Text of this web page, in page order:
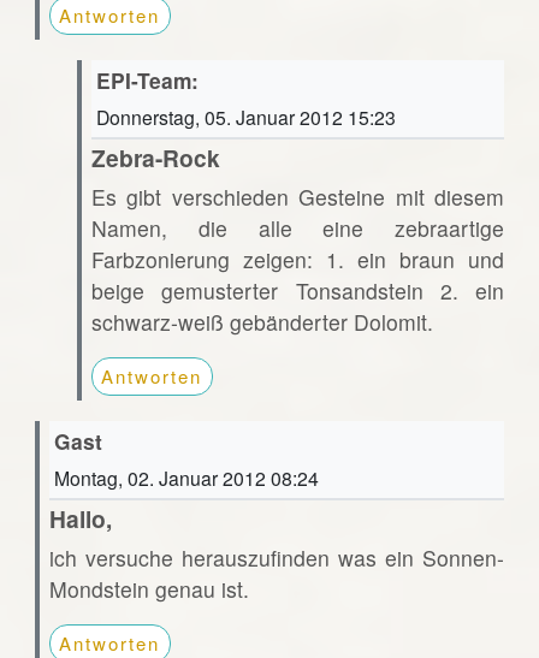
Antworten
EPI-Team:
Donnerstag, 05. Januar 2012 15:23
Zebra-Rock
Es gibt verschieden Gesteine mit diesem
Namen, die alle eine zebraartige
Farbzonierung zeigen: 1. ein braun und
beige gemusterter Tonsandstein 2. ein
schwarz-weiß gebänderter Dolomit.
Antworten
Gast
Montag, 02. Januar 2012 08:24
Hallo,
ich versuche herauszufinden was ein Sonnen-
Mondstein genau ist.
Antworten